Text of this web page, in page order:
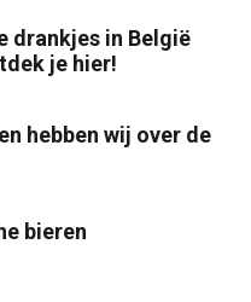
drankjes in België
je hier!
hebben wij over de
bieren